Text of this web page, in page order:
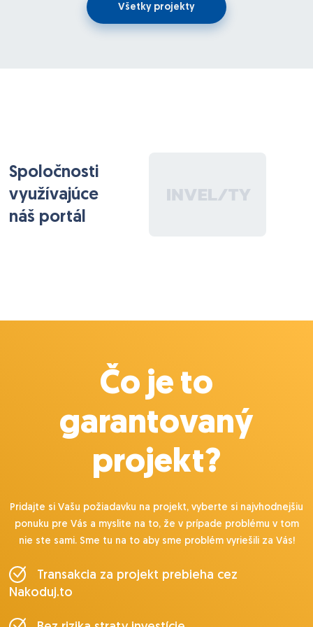
Všetky projekty
Spoločnosti
využívajúce
náš portál
Čo je to
garantovaný
projekt?
Pridajte si Vašu požiadavku na projekt, vyberte si najvhodnejšiu
ponuku pre Vás a myslite na to, že v prípade problému v tom
nie ste sami. Sme tu na to aby sme problém vyriešili za Vás!
Transakcia za projekt prebieha cez
Nakoduj.to